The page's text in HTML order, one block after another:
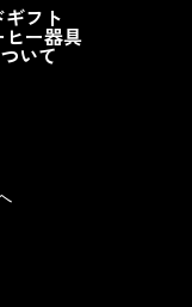
ギフト
ヒー器具
いて